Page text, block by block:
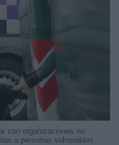
con organizaciones no
a personas vulnerables